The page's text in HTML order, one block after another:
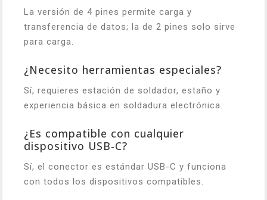
La versión de 4 pines permite carga y
transferencia de datos; la de 2 pines solo sirve
para carga.
¿Necesito herramientas especiales?
Sí, requieres estación de soldador, estaño y
experiencia básica en soldadura electrónica.
¿Es compatible con cualquier
dispositivo USB-C?
Sí, el conector es estándar USB-C y funciona
con todos los dispositivos compatibles.